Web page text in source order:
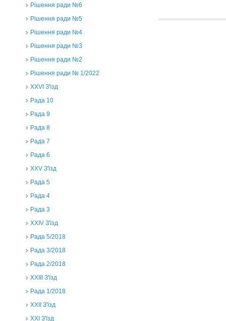
Рішення ради №6
Рішення ради №5
Рішення ради №4
Рішення ради №3
Рішення ради №2
Рішення ради № 1/2022
XXVI З'їзд
Рада 10
Рада 9
Рада 8
Рада 7
Рада 6
XXV З'їзд
Рада 5
Рада 4
Рада 3
ХХIV З'їзд
Рада 5/2018
Рада 3/2018
Рада 2/2018
XXIII З'їзд
Рада 1/2018
ХХІІ З'їзд
XXI З'їзд